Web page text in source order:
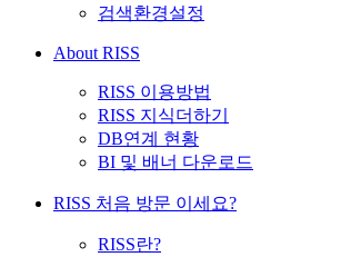
검색환경설정
About RISS
RISS 이용방법
RISS 지식더하기
DB연계 현황
BI 및 배너 다운로드
RISS 처음 방문 이세요?
RISS란?